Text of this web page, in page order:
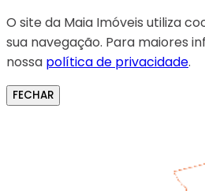
O site da Maia Imóveis utiliza
sua navegação. Para maiores
nossa política de privacidade.
FECHAR